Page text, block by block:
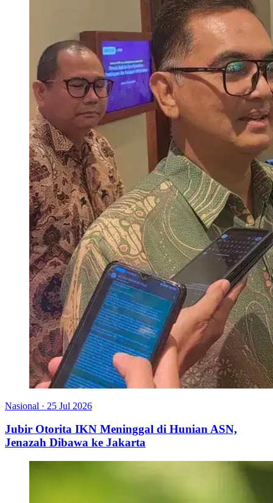
Nasional · 25 Jul 2026
Jubir Otorita IKN Meninggal di Hunian ASN,
Jenazah Dibawa ke Jakarta